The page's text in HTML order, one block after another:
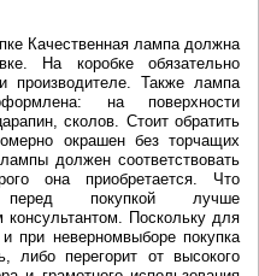
Качественная лампа должна
На коробке обязательно
Также лампа
на поверхности
сколов. Стоит обратить
окрашен без торчащих
должен соответствовать
она приобретается. Что
покупкой лучше
консультантом. Поскольку для
при неверномвыборе покупка
либо перегорит от высокого